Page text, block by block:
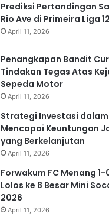
Prediksi Pertandingan
Rio Ave di Primeira Liga
April 11, 2026
Penangkapan Bandit
Tindakan Tegas Atas
Sepeda Motor
April 11, 2026
Strategi Investasi
Mencapai Keuntungan
yang Berkelanjutan
April 11, 2026
Forwakum FC Menang
Lolos ke 8 Besar Mini
2026
April 11, 2026